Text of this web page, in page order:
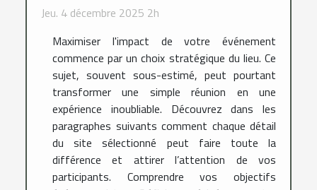
Jeu. 4 décembre 2025 2h
Maximiser l'impact de votre événement
commence par un choix stratégique du lieu. Ce
sujet, souvent sous-estimé, peut pourtant
transformer une simple réunion en une
expérience inoubliable. Découvrez dans les
paragraphes suivants comment chaque détail
du site sélectionné peut faire toute la
différence et attirer l’attention de vos
participants. Comprendre vos objectifs